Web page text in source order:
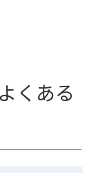
くある